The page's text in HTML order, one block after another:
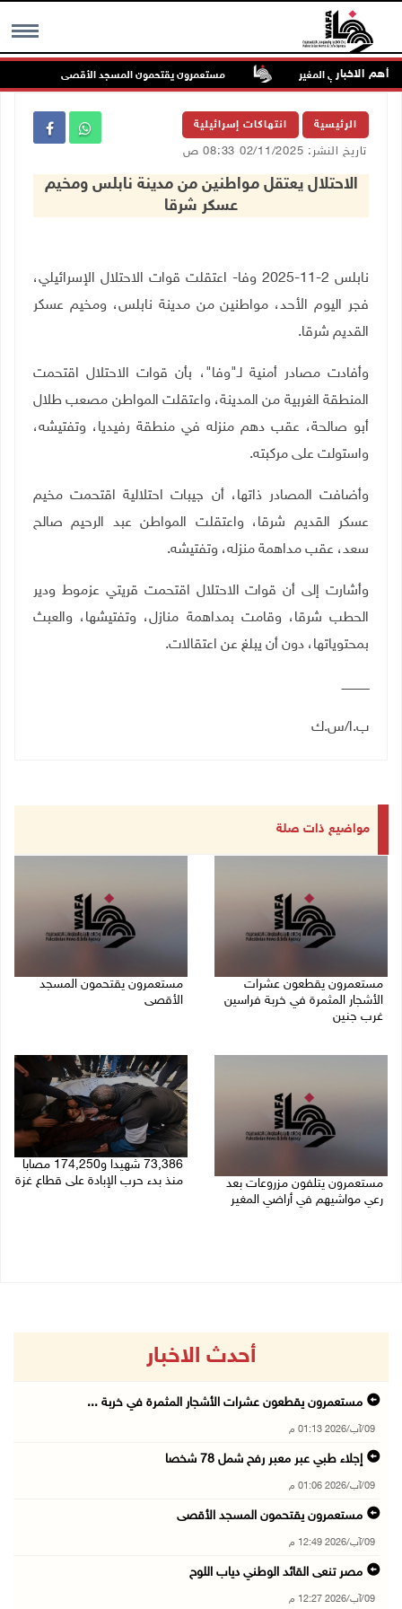
MENU أهم الاخبار
في أراضي المغير مستعمرون يقتحمون المسجد الأقصى
الرئيسية انتهاكات إسرائيلية
تاريخ النشر: 02/11/2025 08:33 ص
الاحتلال يعتقل مواطنين من مدينة نابلس ومخيم
عسكر شرقا
نابلس 2-11-2025 وفا- اعتقلت قوات الاحتلال الإسرائيلي،
فجر اليوم الأحد، مواطنين من مدينة نابلس، ومخيم عسكر
القديم شرقا.
وأفادت مصادر أمنية لـ"وفا"، بأن قوات الاحتلال اقتحمت
المنطقة الغربية من المدينة، واعتقلت المواطن مصعب طلال
أبو صالحة، عقب دهم منزله في منطقة رفيديا، وتفتيشه،
واستولت على مركبته.
وأضافت المصادر ذاتها، أن جيبات احتلالية اقتحمت مخيم
عسكر القديم شرقا، واعتقلت المواطن عبد الرحيم صالح
سعد، عقب مداهمة منزله، وتفتيشه.
وأشارت إلى أن قوات الاحتلال اقتحمت قريتي عزموط ودير
الحطب شرقا، وقامت بمداهمة منازل، وتفتيشها، والعبث
بمحتوياتها، دون أن يبلغ عن اعتقالات.
ـــــــــــــــ
ب.ا/س.ك
مواضيع ذات صلة
مستعمرون يقطعون عشرات
الأشجار المثمرة في خربة فراسين
غرب جنين
مستعمرون يقتحمون المسجد
الأقصى
مستعمرون يتلفون مزروعات بعد
رعي مواشيهم في أراضي المغير
73,386 شهيدا و174,250 مصابا
منذ بدء حرب الإبادة على قطاع غزة
أحدث الاخبار
مستعمرون يقطعون عشرات الأشجار المثمرة في خربة ...
09/آب/2026 01:13 م
إجلاء طبي عبر معبر رفح شمل 78 شخصا
09/آب/2026 01:06 م
مستعمرون يقتحمون المسجد الأقصى
09/آب/2026 12:49 م
مصر تنعى القائد الوطني دياب اللوح
09/آب/2026 12:27 م